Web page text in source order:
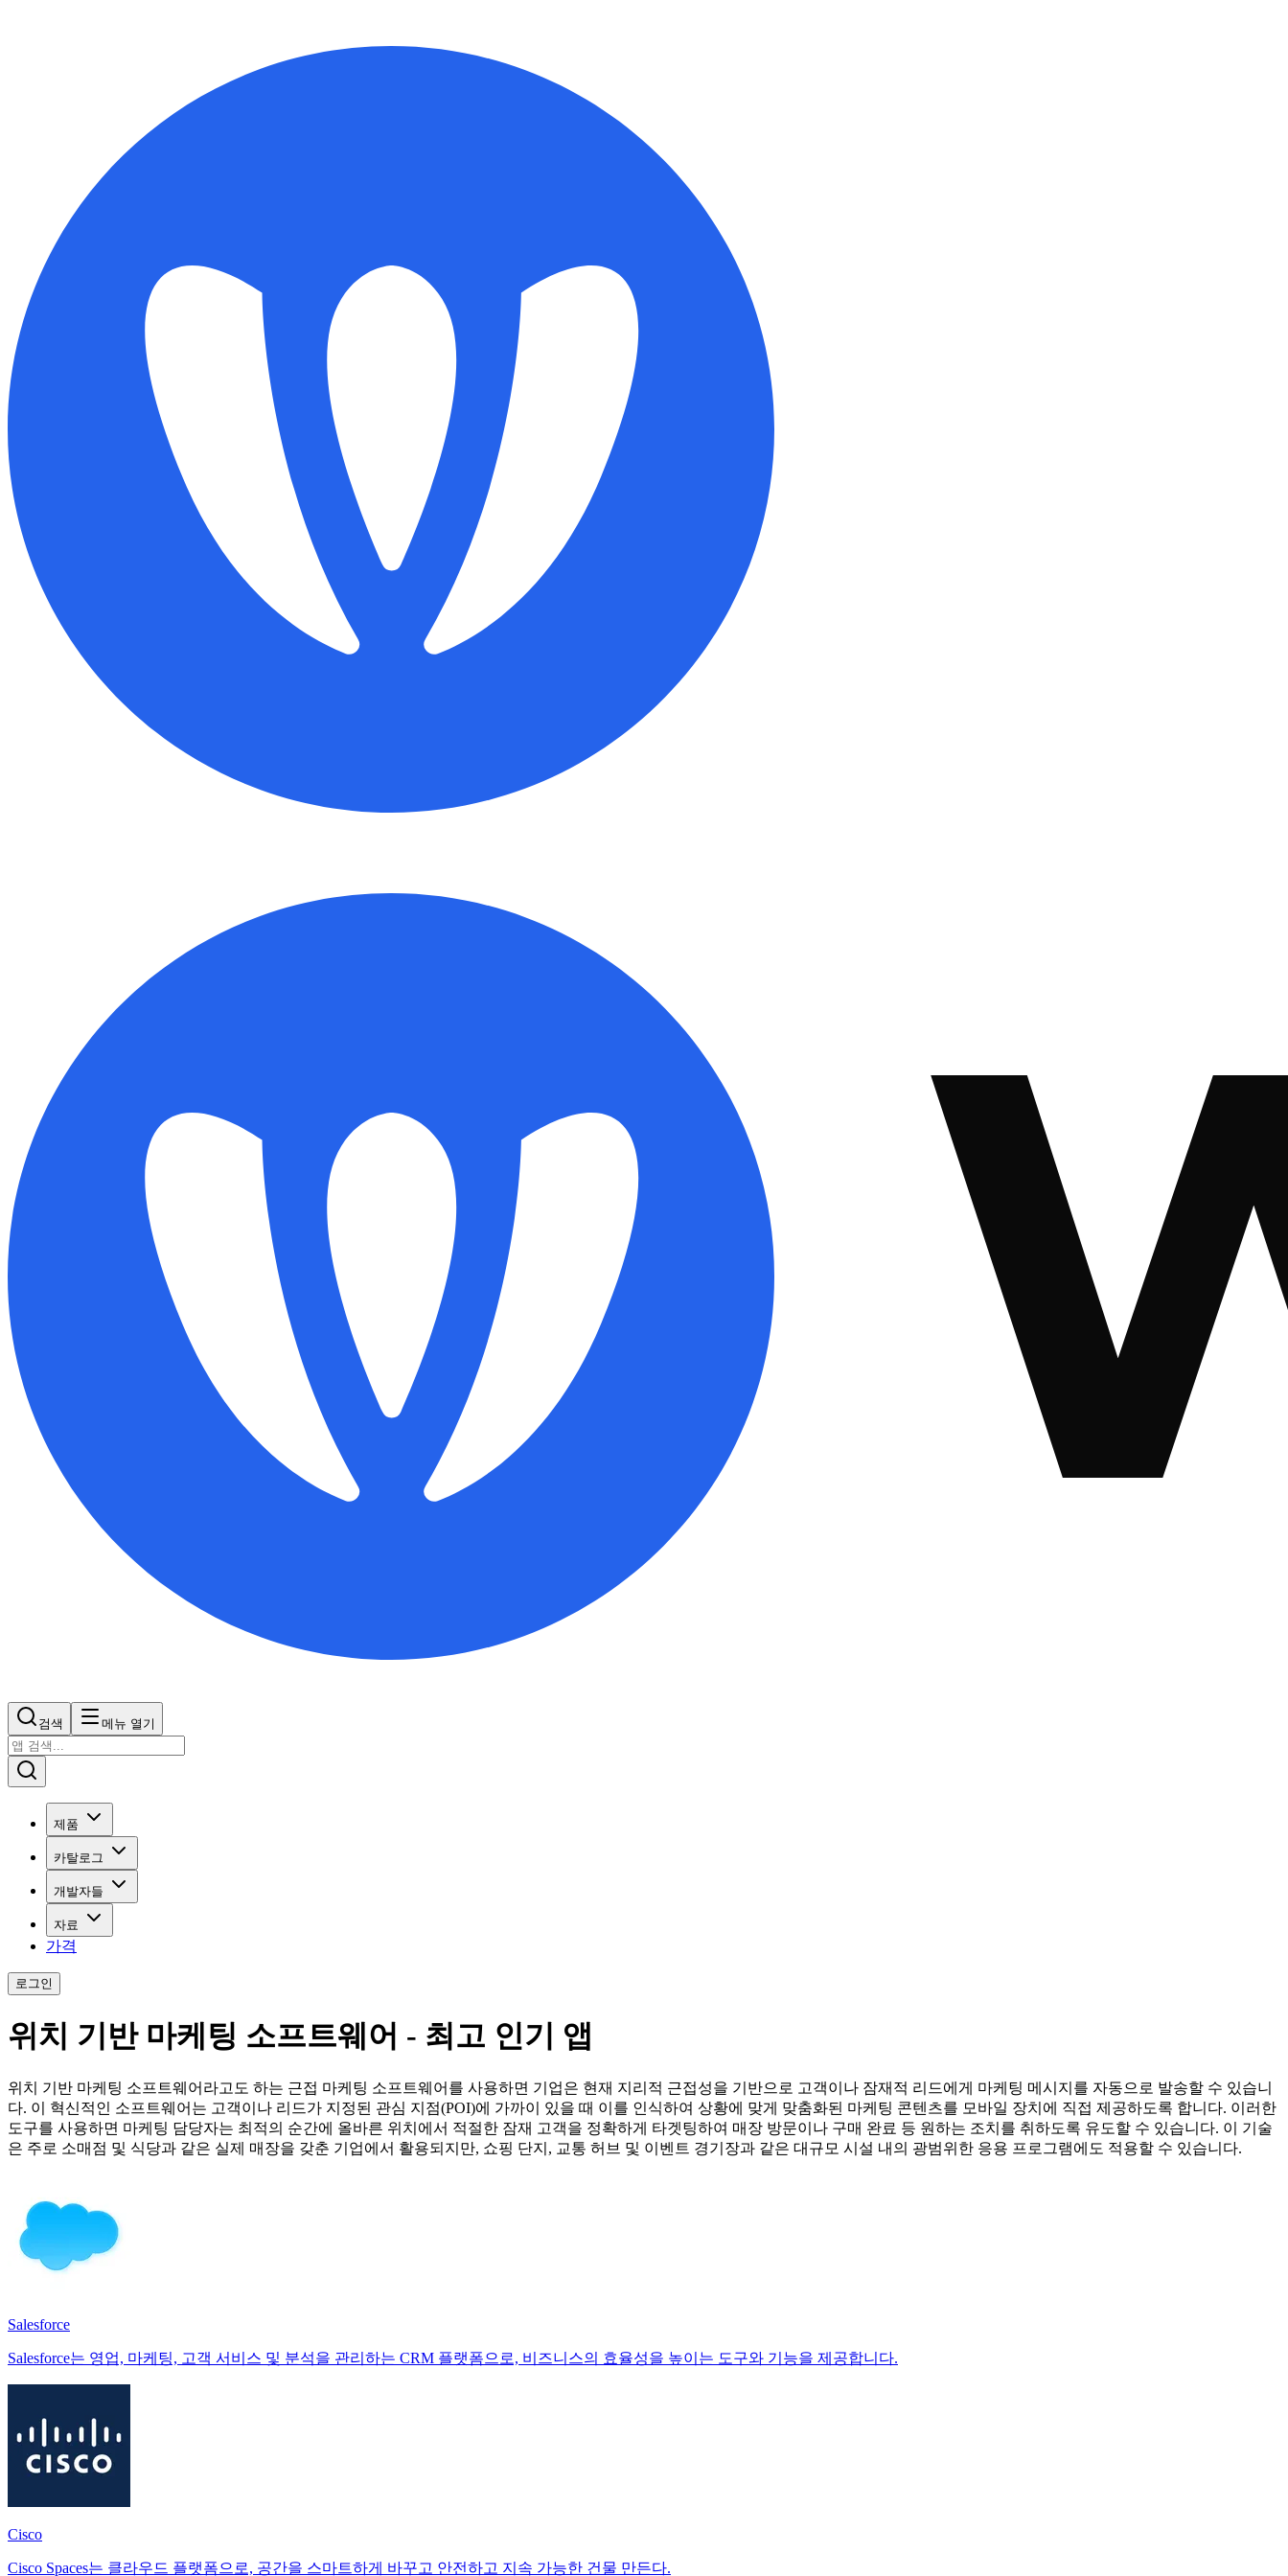
검색 메뉴 열기
제품
카탈로그
개발자들
자료
가격
로그인
위치 기반 마케팅 소프트웨어 - 최고 인기 앱
위치 기반 마케팅 소프트웨어라고도 하는 근접 마케팅 소프트웨어를 사용하면 기업은 현재 지리적 근접성을 기반으로 고객이나 잠재적 리드에게 마케팅 메시지를 자동으로 발송할 수 있습니
다. 이 혁신적인 소프트웨어는 고객이나 리드가 지정된 관심 지점(POI)에 가까이 있을 때 이를 인식하여 상황에 맞게 맞춤화된 마케팅 콘텐츠를 모바일 장치에 직접 제공하도록 합니다. 이러한
도구를 사용하면 마케팅 담당자는 최적의 순간에 올바른 위치에서 적절한 잠재 고객을 정확하게 타겟팅하여 매장 방문이나 구매 완료 등 원하는 조치를 취하도록 유도할 수 있습니다. 이 기술
은 주로 소매점 및 식당과 같은 실제 매장을 갖춘 기업에서 활용되지만, 쇼핑 단지, 교통 허브 및 이벤트 경기장과 같은 대규모 시설 내의 광범위한 응용 프로그램에도 적용할 수 있습니다.
Salesforce
Salesforce는 영업, 마케팅, 고객 서비스 및 분석을 관리하는 CRM 플랫폼으로, 비즈니스의 효율성을 높이는 도구와 기능을 제공합니다.
Cisco
Cisco Spaces는 클라우드 플랫폼으로, 공간을 스마트하게 바꾸고 안전하고 지속 가능한 건물 만든다.